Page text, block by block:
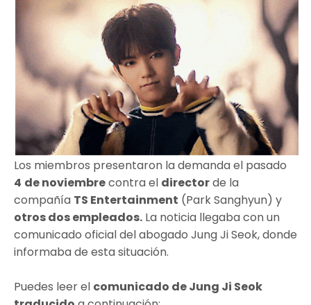
Los miembros presentaron la demanda el pasado
4 de noviembrecontra el directorde la
compañía TS Entertainment (Park Sanghyun) y
otros dos empleados. La noticia llegaba con un
comunicado oficial del abogado Jung Ji Seok, donde
informaba de esta situación.
Puedes leer el comunicado de Jung Ji Seok